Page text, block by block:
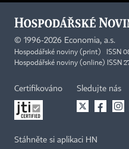
© 1996-2026 Economia, a.s.
Hospodářské noviny (print) ISSN
Hospodářské noviny (online) ISSN
Certifikováno Sledujte nás
Stáhněte si aplikaci HN